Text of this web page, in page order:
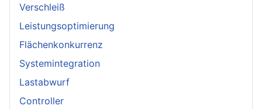
Verschleiß
Leistungsoptimierung
Flächenkonkurrenz
Systemintegration
Lastabwurf
Controller